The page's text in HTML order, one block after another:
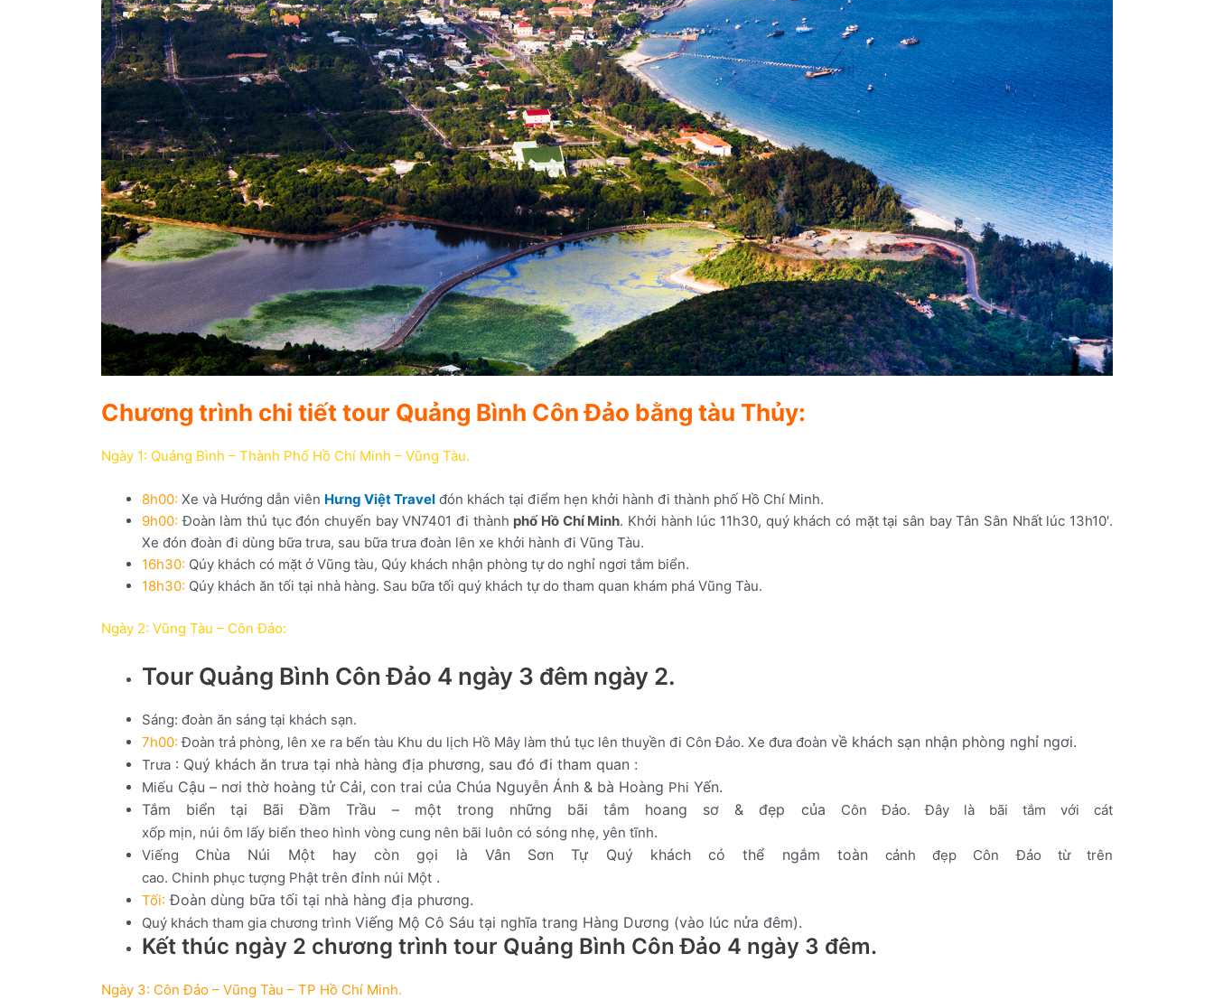
Chương trình chi tiết tour Quảng Bình Côn Đảo bằng tàu Thủy:
Ngày 1: Quảng Bình – Thành Phố Hồ Chí Minh – Vũng Tàu.
8h00: Xe và Hướng dẫn viên Hưng Việt Travel đón khách tại điểm hẹn khởi hành đi thành phố Hồ Chí Minh.
9h00: Đoàn làm thủ tục đón chuyến bay VN7401 đi thành phố Hồ Chí Minh. Khởi hành lúc 11h30, quý khách có mặt tại sân bay Tân Sân Nhất lúc 13h10′.
Xe đón đoàn đi dùng bữa trưa, sau bữa trưa đoàn lên xe khởi hành đi Vũng Tàu.
16h30: Qúy khách có mặt ở Vũng tàu, Qúy khách nhận phòng tự do nghỉ ngơi tắm biển.
18h30: Qúy khách ăn tối tại nhà hàng. Sau bữa tối quý khách tự do tham quan khám phá Vũng Tàu.
Ngày 2: Vũng Tàu – Côn Đảo:
Tour Quảng Bình Côn Đảo 4 ngày 3 đêm ngày 2.
Sáng: đoàn ăn sáng tại khách sạn.
7h00: Đoàn trả phòng, lên xe ra bến tàu Khu du lịch Hồ Mây làm thủ tục lên thuyền đi Côn Đảo. Xe đưa đoàn về khách sạn nhận phòng nghỉ ngơi.
Trưa : Quý khách ăn trưa tại nhà hàng địa phương, sau đó đi tham quan :
Miếu Cậu – nơi thờ hoàng tử Cải, con trai của Chúa Nguyễn Ánh & bà Hoàng Phi Yến.
Tắm
biển tại Bãi Đầm Trầu – một trong những bãi tắm hoang sơ & đẹp của Côn Đảo. Đây là bãi tắm
với cát
xốp mịn, núi ôm lấy biển theo hình vòng cung nên bãi luôn có sóng nhẹ, yên tĩnh.
Viếng Chùa Núi Một hay còn gọi là Vân Sơn Tự Quý khách có thể ngắm toàn cảnh đẹp Côn Đảo từ
trên
cao. Chinh phục tượng Phật trên đỉnh núi Một .
Tối: Đoàn dùng bữa tối tại nhà hàng địa phương.
Quý khách tham gia chương trình Viếng Mộ Cô Sáu tại nghĩa trang Hàng Dương (vào lúc nửa đêm).
Kết thúc ngày 2 chương trình tour Quảng Bình Côn Đảo 4 ngày 3 đêm.
Ngày 3: Côn Đảo – Vũng Tàu – TP Hồ Chí Minh.